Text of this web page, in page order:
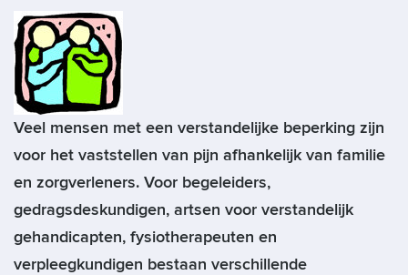
Veel mensen met een verstandelijke beperking zijn
voor het vaststellen van pijn afhankelijk van familie
en zorgverleners. Voor begeleiders,
gedragsdeskundigen, artsen voor verstandelijk
gehandicapten, fysiotherapeuten en
verpleegkundigen bestaan verschillende